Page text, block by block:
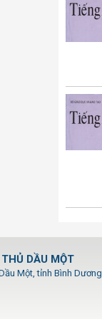
DẦU MỘT
Một, tỉnh Bình Dương